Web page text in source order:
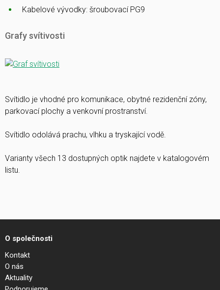
Kabelové vývodky: šroubovací PG9
Grafy svítivosti
Svítidlo je vhodné pro komunikace, obytné rezidenční zóny,
parkovací plochy a venkovní prostranství.
Svítidlo odolává prachu, vlhku a tryskající vodě.
Varianty všech 13 dostupných optik najdete v katalogovém
listu.
O společnosti
Kontakt
O nás
Aktuality